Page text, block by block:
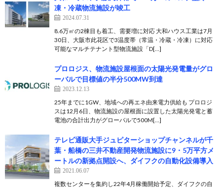
凍・冷蔵物流施設が竣工
2024.07.31
8.6万㎡の2棟目も着工、需要増に対応 大和ハウス工業は7月
30日、大阪市此花区で3温度帯（常温・冷蔵・冷凍）に対応
可能なマルチテナント型物流施設「D[…]
プロロジス、物流施設屋根面の太陽光発電量がグロ
ーバルで目標値の半分500MW到達
2023.12.13
25年までに1GW、地域への再エネ由来電力供給も プロロジ
スは12月6日、物流施設の屋根面に設置した太陽光発電と蓄
電池の合計出力がグローバルで500M[…]
テレビ通販大手ジュピターショップチャンネルが千
葉・船橋の三井不動産開発物流施設に9・5万平方メ
ートルの新拠点開設へ、ダイフクの自動化設備導入
2021.06.07
複数センターを集約し22年4月稼働開始予定、ダイフクの自